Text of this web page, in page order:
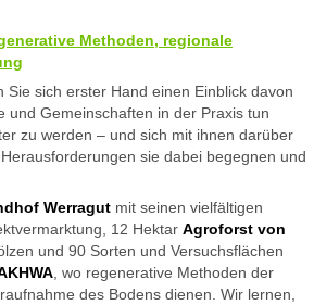
Methoden, regionale
Sie sich erster Hand einen Einblick davon
und Gemeinschaften in der Praxis tun
zu werden – und sich mit ihnen darüber
sie dabei begegnen und
Werragut mit seinen vielfältigen
12 Hektar Agroforst von
und 90 Sorten und Versuchsflächen
A, wo regenerative Methoden der
des Bodens dienen. Wir lernen,